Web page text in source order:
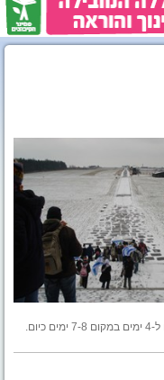
על פי המסמך, הצמצום המירבי של עלויות המסע עשוי להגיע לכ-510 דולר לתלמיד, אם תשופר התפוסה בטיסות ויוחלט לקצר אותו ל-4 ימים במקום 7-8 ימים כיום.